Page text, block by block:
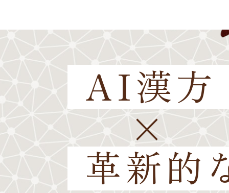
AI漢方
×
革新的